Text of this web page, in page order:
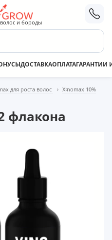
волос и бороды
ДОСТАВКАОПЛАТАГАРАНТИИ
для роста волос
Xinomax 10%
флакона